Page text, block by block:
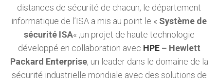
distances de sécurité de chacun, le département
informatique de l’ISA a mis au point le « Système de
sécurité ISA« ,un projet de haute technologie
développé en collaboration avec HPE– Hewlett
Packard Enterprise, un leader dans le domaine de la
sécurité industrielle mondiale avec des solutions de